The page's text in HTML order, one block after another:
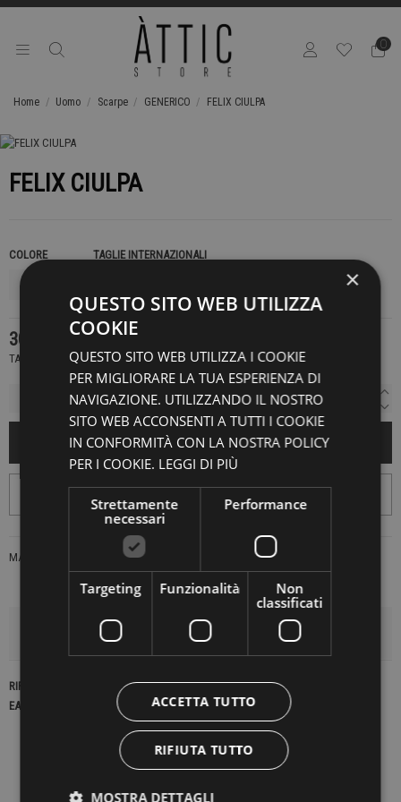
0
Home Uomo Scarpe GENERICO FELIX CIULPA
FELIX CIULPA
COLORE TAGLIE INTERNAZIONALI
309,00 €
TASSE INCLUSE
AGGIUNGI AL CARRELLO
MARCA:
DETTAGLI DEL PRODOTTO
RIFERIMENTO
EAN13
×
QUESTO SITO WEB UTILIZZA
COOKIE
QUESTO SITO WEB UTILIZZA I COOKIE
PER MIGLIORARE LA TUA ESPERIENZA DI
NAVIGAZIONE. UTILIZZANDO IL NOSTRO
SITO WEB ACCONSENTI A TUTTI I COOKIE
IN CONFORMITÀ CON LA NOSTRA POLICY
PER I COOKIE. LEGGI DI PIÙ
Strettamente
necessari
Performance
Targeting Funzionalità
Non
classificati
ACCETTA TUTTO
RIFIUTA TUTTO
MOSTRA DETTAGLI